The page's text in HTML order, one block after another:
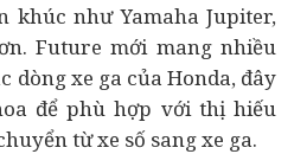
như Yamaha Jupiter,
Future mới mang nhiều
dòng xe ga của Honda, đây
để phù hợp với thị hiếu
từ xe số sang xe ga.